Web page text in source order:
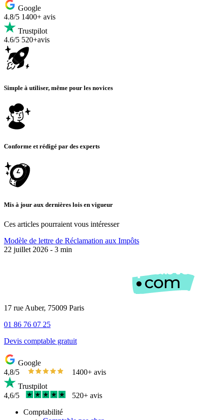
Google
4.8/5 1400+ avis
Trustpilot
4.6/5 520+avis
Simple à utiliser, même pour les novices
Conforme et rédigé par des experts
Mis à jour aux dernières lois en vigueur
Ces articles pourraient vous intéresser
Modèle de lettre de Réclamation aux Impôts
22 juillet 2026 - 3 min
17 rue Auber, 75009 Paris
01 86 76 07 25
Devis comptable gratuit
Google
4,8/5
1400+ avis
Trustpilot
4,6/5
520+ avis
Comptabilité